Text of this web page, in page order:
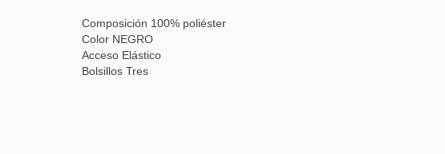
Composición 100% poliéster
Color NEGRO
Acceso Elástico
Bolsillos Tres